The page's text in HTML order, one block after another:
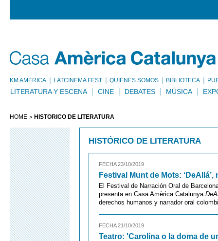
KM AMÈRICA LATCINEMA FEST QUIÉNES SOMOS BIBLIOTECA
LITERATURA Y ESCENA CINE DEBATES MÚSICA
HOME HISTÓRICO DE LITERATURA
HISTÓRICO DE LITERATURA
FECHA 23/10/2019
Festival Munt de Mots:
El Festival de Narración Oral de
presenta en Casa Amèrica Catalunya
derechos humanos y narrador oral
FECHA 21/10/2019
Teatro: 'Carolina o la doma de